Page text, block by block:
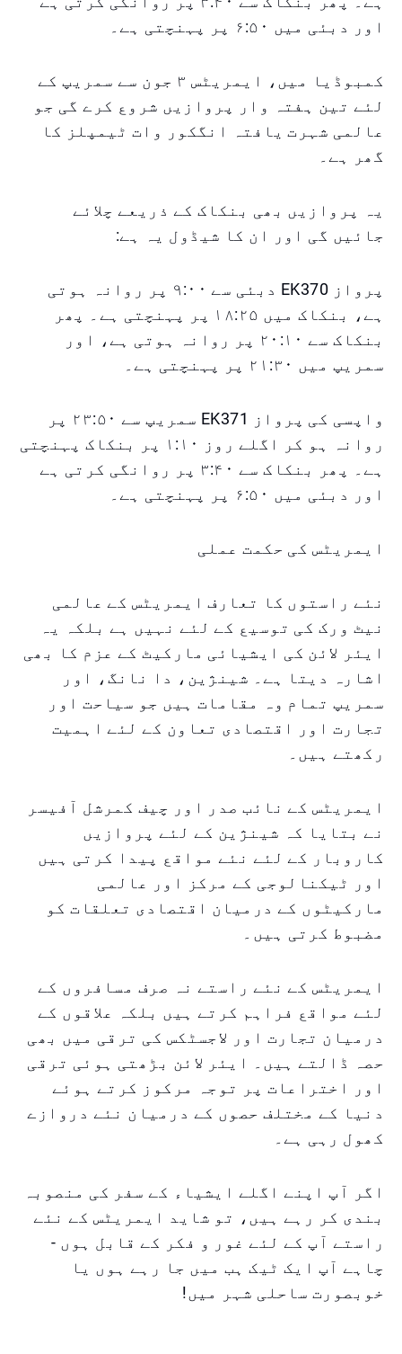
اور دبئی میں ۶:۵۰ پر پہنچتی ہے۔
کمبوڈیا میں، ایمریٹس ۳ جون سے سمریپ کے
لئے تین ہفتہ وار پروازیں شروع کرے گی جو
عالمی شہرت یافتہ انگکور وات ٹیمپلز کا
گھر ہے۔
یہ پروازیں بھی بنکاک کے ذریعے چلائے
جائیں گی اور ان کا شیڈول یہ ہے:
پرواز EK370 دبئی سے ۹:۰۰ پر روانہ ہوتی
ہے، بنکاک میں ۱۸:۲۵ پر پہنچتی ہے۔ پھر
بنکاک سے ۲۰:۱۰ پر روانہ ہوتی ہے، اور
سمریپ میں ۲۱:۳۰ پر پہنچتی ہے۔
واپسی کی پرواز EK371 سمریپ سے ۲۳:۵۰ پر
روانہ ہو کر اگلے روز ۱:۱۰ پر بنکاک پہنچتی
ہے۔ پھر بنکاک سے ۳:۴۰ پر روانگی کرتی ہے
اور دبئی میں ۶:۵۰ پر پہنچتی ہے۔
ایمریٹس کی حکمت عملی
نئے راستوں کا تعارف ایمریٹس کے عالمی
نیٹ ورک کی توسیع کے لئے نہیں ہے بلکہ یہ
ایئر لائن کی ایشیائی مارکیٹ کے عزم کا بھی
اشارہ دیتا ہے۔ شینژین، دا نانگ، اور
سمریپ تمام وہ مقامات ہیں جو سیاحت اور
تجارت اور اقتصادی تعاون کے لئے اہمیت
رکھتے ہیں۔
ایمریٹس کے نائب صدر اور چیف کمرشل آفیسر
نے بتایا کہ شینژین کے لئے پروازیں
کاروبار کے لئے نئے مواقع پیدا کرتی ہیں
اور ٹیکنالوجی کے مرکز اور عالمی
مارکیٹوں کے درمیان اقتصادی تعلقات کو
مضبوط کرتی ہیں۔
ایمریٹس کے نئے راستے نہ صرف مسافروں کے
لئے مواقع فراہم کرتے ہیں بلکہ علاقوں کے
درمیان تجارت اور لاجسٹکس کی ترقی میں بھی
حصہ ڈالتے ہیں۔ ایئر لائن بڑھتی ہوئی ترقی
اور اختراعات پر توجہ مرکوز کرتے ہوئے
دنیا کے مختلف حصوں کے درمیان نئے دروازے
کھول رہی ہے۔
اگر آپ اپنے اگلے ایشیاء کے سفر کی منصوبہ
بندی کر رہے ہیں، تو شاید ایمریٹس کے نئے
راستے آپ کے لئے غور و فکر کے قابل ہوں -
چاہے آپ ایک ٹیک ہب میں جا رہے ہوں یا
خوبصورت ساحلی شہر میں!